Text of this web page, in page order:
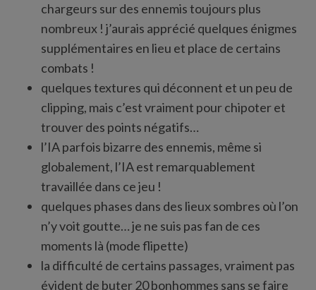
chargeurs sur des ennemis toujours plus
nombreux ! j’aurais apprécié quelques énigmes
supplémentaires en lieu et place de certains
combats !
quelques textures qui déconnent et un peu de
clipping, mais c’est vraiment pour chipoter et
trouver des points négatifs…
l’IA parfois bizarre des ennemis, même si
globalement, l’IA est remarquablement
travaillée dans ce jeu !
quelques phases dans des lieux sombres où l’on
n’y voit goutte… je ne suis pas fan de ces
moments là (mode flipette)
la difficulté de certains passages, vraiment pas
évident de buter 20 bonhommes sans se faire